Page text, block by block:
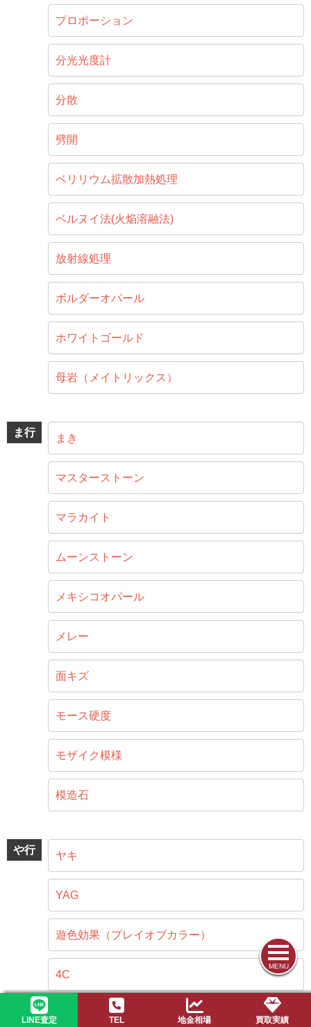
MENU
LINE査定 TEL 地金相場 買取実績
プロポーション
分光光度計
分散
劈開
ベリリウム拡散加熱処理
ベルヌイ法(火焔溶融法)
放射線処理
ボルダーオパール
ホワイトゴールド
母岩（メイトリックス）
ま行 まき
マスターストーン
マラカイト
ムーンストーン
メキシコオパール
メレー
面キズ
モース硬度
モザイク模様
模造石
や行 ヤキ
YAG
遊色効果（プレイオブカラー）
4C